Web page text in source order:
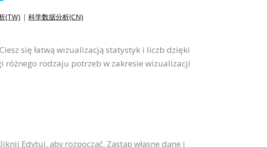
(TW) | 科学数据分析(CN)
się łatwą wizualizacją statystyk i liczb dzięki
różnego rodzaju potrzeb w zakresie wizualizacji
Edytuj, aby rozpocząć. Zastąp własne dane i